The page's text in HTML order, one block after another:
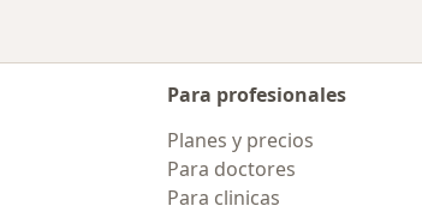
Para profesionales
Planes y precios
Para doctores
Para clinicas